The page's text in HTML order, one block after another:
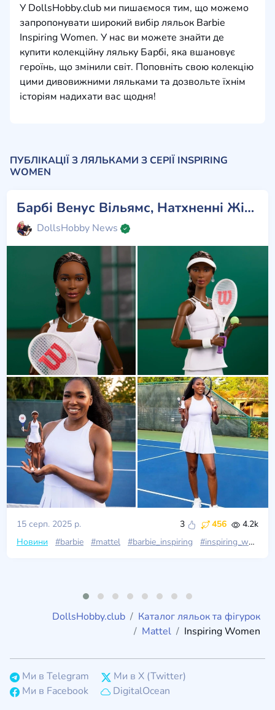
У DollsHobby.club ми пишаємося тим, що можемо
запропонувати широкий вибір ляльок Barbie
Inspiring Women. У нас ви можете знайти де
купити колекційну ляльку Барбі, яка вшановує
героїнь, що змінили світ. Поповніть свою колекцію
цими дивовижними ляльками та дозвольте їхнім
історіям надихати вас щодня!
ПУБЛІКАЦІЇ З ЛЯЛЬКАМИ З СЕРІЇ INSPIRING
WOMEN
Барбі Венус Вільямс, Натхненні Жінки
DollsHobby News
15 серп. 2025 р. 3 456
4.2k
Новини
#barbie #mattel #barbie_inspiring #inspiring_women
DollsHobby.club
Каталог ляльок та фігурок
Mattel
Inspiring Women
Ми в Telegram
Ми в X (Twitter)
Ми в Facebook
DigitalOcean